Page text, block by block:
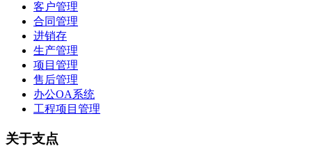
客户管理
合同管理
进销存
生产管理
项目管理
售后管理
办公OA系统
工程项目管理
关于支点